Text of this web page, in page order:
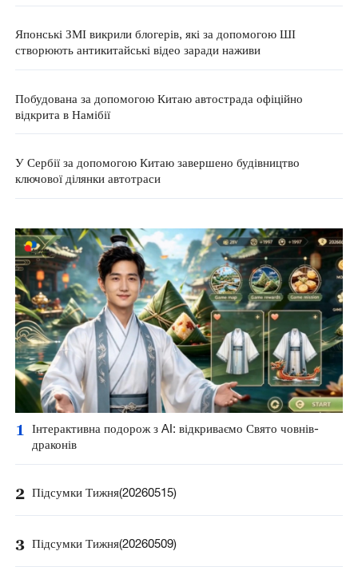
Японські ЗМІ викрили блогерів, які за допомогою ШІ
створюють антикитайські відео заради наживи
Побудована за допомогою Китаю автострада офіційно
відкрита в Намібії
У Сербії за допомогою Китаю завершено будівництво
ключової ділянки автотраси
1
Інтерактивна подорож з AI: відкриваємо Свято човнів-
драконів
2 Підсумки Тижня(20260515)
3 Підсумки Тижня(20260509)